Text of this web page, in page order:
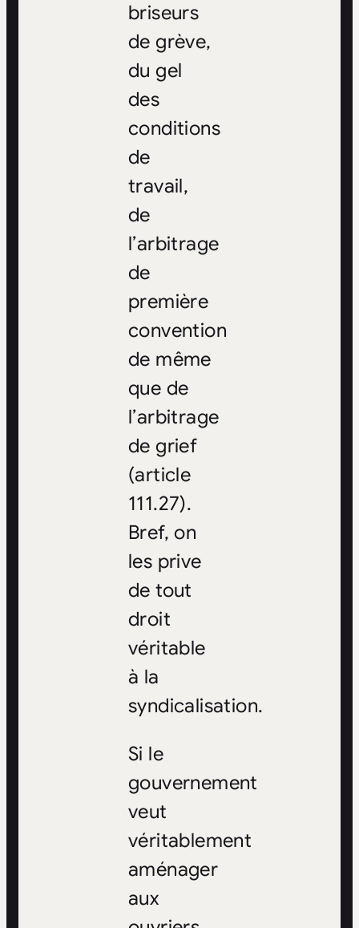
briseurs
de grève,
du gel
des
conditions
de
travail,
de
l’arbitrage
de
première
convention
de même
que de
l’arbitrage
de grief
(article
111.27).
Bref, on
les prive
de tout
droit
véritable
à la
syndicalisation.
Si le
gouvernement
veut
véritablement
aménager
aux